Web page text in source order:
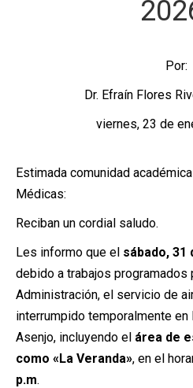
Por:
Dr. Efraín Flores
viernes, 23 de
Estimada comunidad
Médicas:
Reciban un cordial saludo.
Les informo que el sábado, 31
debido a trabajos programados
Administración, el servicio de
interrumpido temporalmente en
Asenjo, incluyendo el área de
como «La Veranda», en el
p.m.